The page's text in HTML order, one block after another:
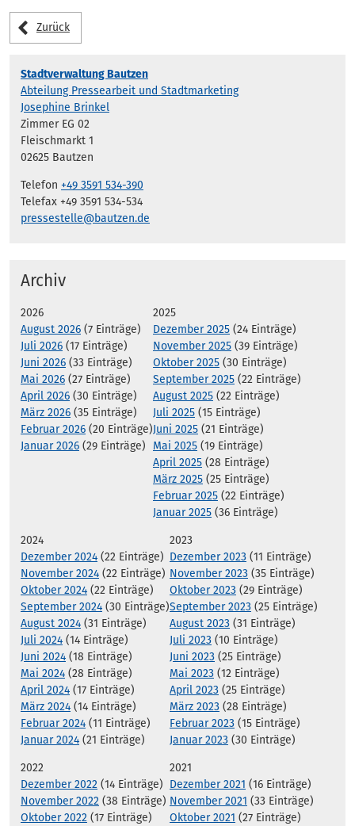
Zurück
Stadtverwaltung Bautzen
Abteilung Pressearbeit und Stadtmarketing
Josephine Brinkel
Zimmer EG 02
Fleischmarkt 1
02625 Bautzen
Telefon +49 3591 534-390
Telefax +49 3591 534-534
pressestelle@bautzen.de
Archiv
2026
August 2026 (7 Einträge)
Juli 2026 (17 Einträge)
Juni 2026 (33 Einträge)
Mai 2026 (27 Einträge)
April 2026 (30 Einträge)
März 2026 (35 Einträge)
Februar 2026 (20 Einträge)
Januar 2026 (29 Einträge)
2025
Dezember 2025 (24 Einträge)
November 2025 (39 Einträge)
Oktober 2025 (30 Einträge)
September 2025 (22 Einträge)
August 2025 (22 Einträge)
Juli 2025 (15 Einträge)
Juni 2025 (21 Einträge)
Mai 2025 (19 Einträge)
April 2025 (28 Einträge)
März 2025 (25 Einträge)
Februar 2025 (22 Einträge)
Januar 2025 (36 Einträge)
2024
Dezember 2024 (22 Einträge)
November 2024 (22 Einträge)
Oktober 2024 (22 Einträge)
September 2024 (30 Einträge)
August 2024 (31 Einträge)
Juli 2024 (14 Einträge)
Juni 2024 (18 Einträge)
Mai 2024 (28 Einträge)
April 2024 (17 Einträge)
März 2024 (14 Einträge)
Februar 2024 (11 Einträge)
Januar 2024 (21 Einträge)
2023
Dezember 2023 (11 Einträge)
November 2023 (35 Einträge)
Oktober 2023 (29 Einträge)
September 2023 (25 Einträge)
August 2023 (31 Einträge)
Juli 2023 (10 Einträge)
Juni 2023 (25 Einträge)
Mai 2023 (12 Einträge)
April 2023 (25 Einträge)
März 2023 (28 Einträge)
Februar 2023 (15 Einträge)
Januar 2023 (30 Einträge)
2022
Dezember 2022 (14 Einträge)
November 2022 (38 Einträge)
Oktober 2022 (17 Einträge)
2021
Dezember 2021 (16 Einträge)
November 2021 (33 Einträge)
Oktober 2021 (27 Einträge)